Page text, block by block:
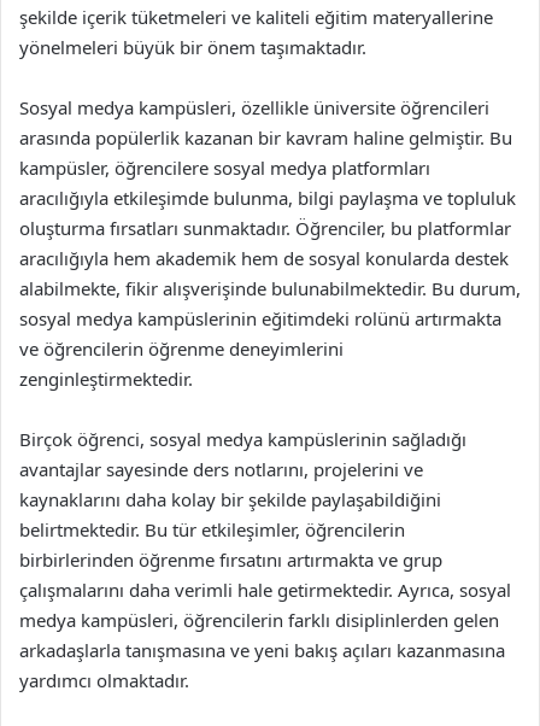
şekilde içerik tüketmeleri ve kaliteli eğitim materyallerine
yönelmeleri büyük bir önem taşımaktadır.
Sosyal medya kampüsleri, özellikle üniversite öğrencileri
arasında popülerlik kazanan bir kavram haline gelmiştir. Bu
kampüsler, öğrencilere sosyal medya platformları
aracılığıyla etkileşimde bulunma, bilgi paylaşma ve topluluk
oluşturma fırsatları sunmaktadır. Öğrenciler, bu platformlar
aracılığıyla hem akademik hem de sosyal konularda destek
alabilmekte, fikir alışverişinde bulunabilmektedir. Bu durum,
sosyal medya kampüslerinin eğitimdeki rolünü artırmakta
ve öğrencilerin öğrenme deneyimlerini
zenginleştirmektedir.
Birçok öğrenci, sosyal medya kampüslerinin sağladığı
avantajlar sayesinde ders notlarını, projelerini ve
kaynaklarını daha kolay bir şekilde paylaşabildiğini
belirtmektedir. Bu tür etkileşimler, öğrencilerin
birbirlerinden öğrenme fırsatını artırmakta ve grup
çalışmalarını daha verimli hale getirmektedir. Ayrıca, sosyal
medya kampüsleri, öğrencilerin farklı disiplinlerden gelen
arkadaşlarla tanışmasına ve yeni bakış açıları kazanmasına
yardımcı olmaktadır.